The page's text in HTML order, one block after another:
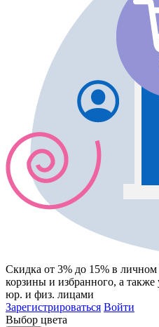
Скидка от 3% до 15% в личном
корзины и избранного, а также
юр. и физ. лицами
Зарегистрироваться Войти
Выбор цвета